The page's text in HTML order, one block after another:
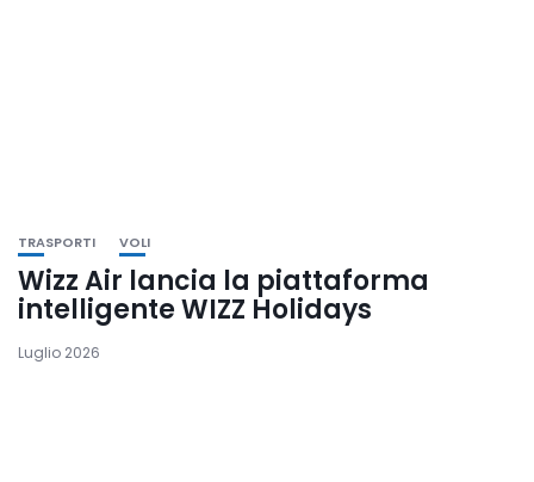
TRASPORTI VOLI
Wizz Air lancia la piattaforma
intelligente WIZZ Holidays
Luglio 2026